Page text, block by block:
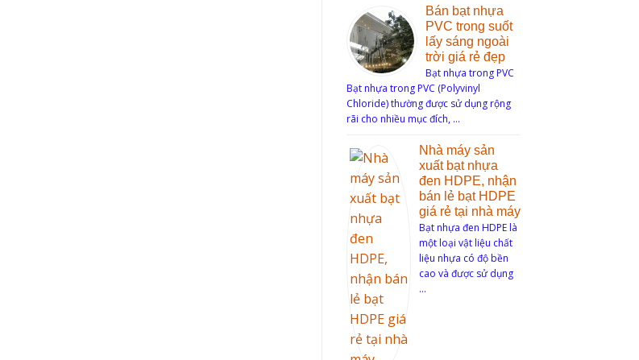
Bán bạt nhựa
PVC trong suốt
lấy sáng ngoài
trời giá rẻ đẹp
Bạt nhựa trong PVC
Bạt nhựa trong PVC (Polyvinyl
Chloride) thường được sử dụng rộng
rãi cho nhiều mục đích, …
Nhà máy sản
xuất bạt nhựa
đen HDPE, nhận
bán lẻ bạt HDPE
giá rẻ tại nhà máy
Bạt nhựa đen HDPE là
một loại vật liệu chất
liệu nhựa có độ bền
cao và được sử dụng
…